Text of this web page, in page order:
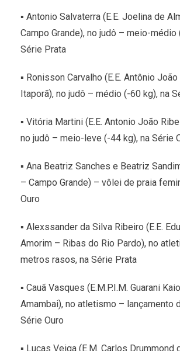
▪ Antonio Salvaterra (E.E. Joelina de
Campo Grande), no judô – meio-médio
Série Prata
▪ Ronisson Carvalho (E.E. Antônio
Itaporã), no judô – médio (-60 kg), na
▪ Vitória Martini (E.E. Antonio João
no judô – meio-leve (-44 kg), na Série
▪ Ana Beatriz Sanches e Beatriz
– Campo Grande) – vôlei de praia
Ouro
▪ Alexssander da Silva Ribeiro (E.E.
Amorim – Ribas do Rio Pardo), no
metros rasos, na Série Prata
▪ Cauã Vasques (E.M.P.I.M. Guarani
Amambai), no atletismo – lançamento
Série Ouro
▪ Lucas Veiga (E.M. Carlos Drummond